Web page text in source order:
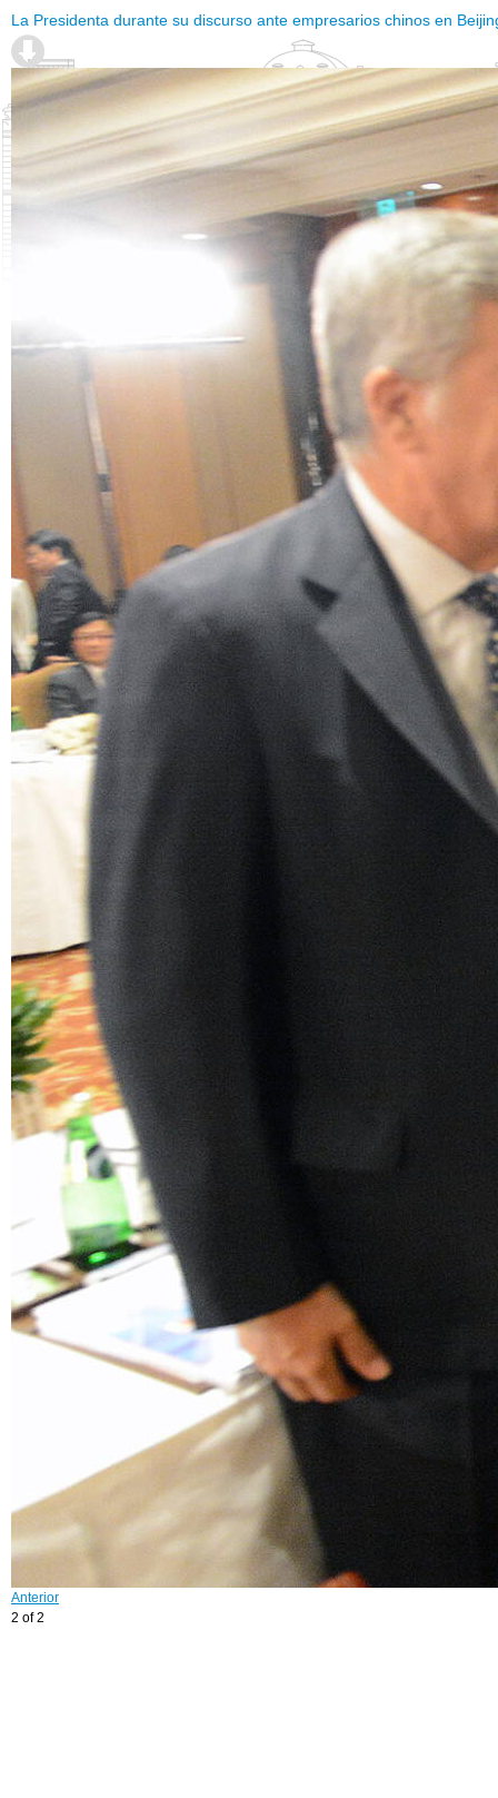
La Presidenta durante su discurso ante empresarios chinos en
Anterior
2 of 2